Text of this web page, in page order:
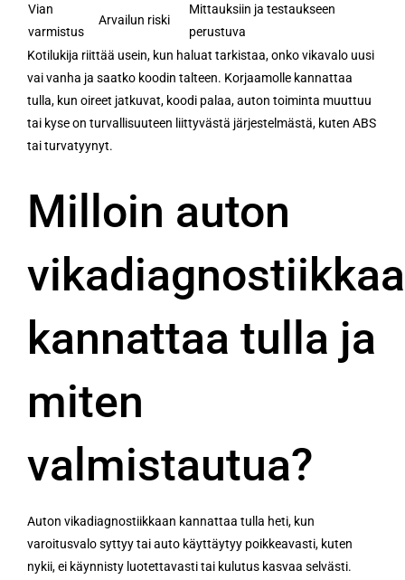
Vian
varmistus
Arvailun riski
Mittauksiin ja testaukseen
perustuva
Kotilukija riittää usein, kun haluat tarkistaa, onko vikavalo uusi
vai vanha ja saatko koodin talteen. Korjaamolle kannattaa
tulla, kun oireet jatkuvat, koodi palaa, auton toiminta muuttuu
tai kyse on turvallisuuteen liittyvästä järjestelmästä, kuten ABS
tai turvatyynyt.
Milloin auton
kannattaa tulla ja
miten
valmistautua?
Auton vikadiagnostiikkaan kannattaa tulla heti, kun
varoitusvalo syttyy tai auto käyttäytyy poikkeavasti, kuten
nykii, ei käynnisty luotettavasti tai kulutus kasvaa selvästi.